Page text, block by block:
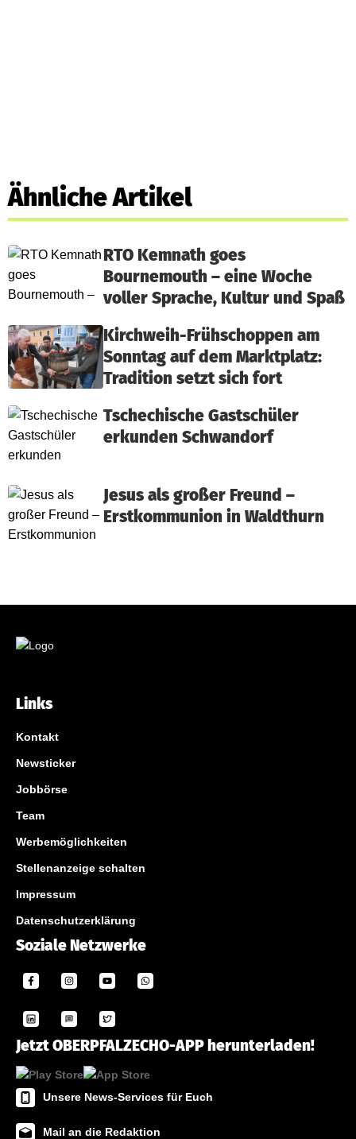
Ähnliche Artikel
RTO Kemnath goes
Bournemouth – eine Woche
voller Sprache, Kultur und Spaß
Kirchweih-Frühschoppen am
Sonntag auf dem Marktplatz:
Tradition setzt sich fort
Tschechische Gastschüler
erkunden Schwandorf
Jesus als großer Freund –
Erstkommunion in Waldthurn
Links
Kontakt
Newsticker
Jobbörse
Team
Werbemöglichkeiten
Stellenanzeige schalten
Impressum
Datenschutzerklärung
Soziale Netzwerke
Jetzt OBERPFALZECHO-APP herunterladen!
Unsere News-Services für Euch
Mail an die Redaktion